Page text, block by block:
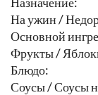
На ужин /
Основной
Фрукты /
Блюдо:
Соусы / Соусы